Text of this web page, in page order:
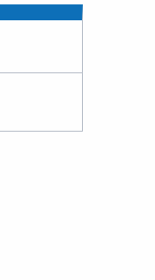
全球失衡、贸易猜忌与大国博弈——货币、贸易与金融的纠缠